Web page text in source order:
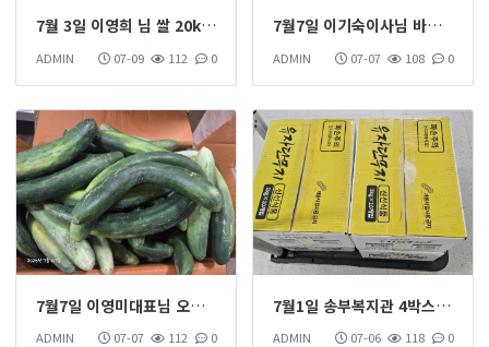
7월 3일 이영희 님 쌀 20kg 10kg 후원하셨습니다
ADMIN 07-09 112 0
7월7일 이기숙이사님 바나나 1박스 후원 하섰습니다
ADMIN 07-07 108 0
7월7일 이영미대표님 오이 1박스 후원 하셨습니다
ADMIN 07-07 112 0
7월1일 송부복지관 4박스*10 유차단무지 후원 하셨습니다
ADMIN 07-06 118 0